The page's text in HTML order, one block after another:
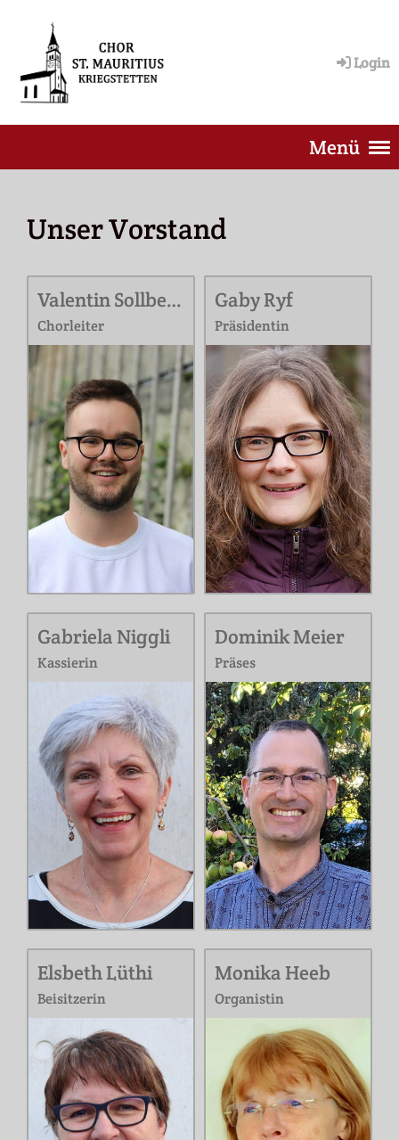
Login
Menü
Unser Vorstand
Valentin Sollberger
Chorleiter
Gaby Ryf
Präsidentin
Gabriela Niggli
Kassierin
Dominik Meier
Präses
Elsbeth Lüthi
Beisitzerin
Monika Heeb
Organistin